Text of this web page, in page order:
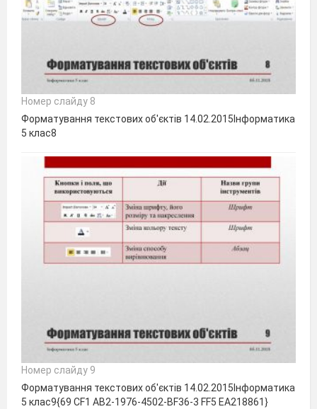
Номер слайду 8
Форматування текстових об'єктів 14.02.2015Інформатика
5 клас8
Номер слайду 9
Форматування текстових об'єктів 14.02.2015Інформатика
5 клас9{69 CF1 AB2-1976-4502-BF36-3 FF5 EA218861}